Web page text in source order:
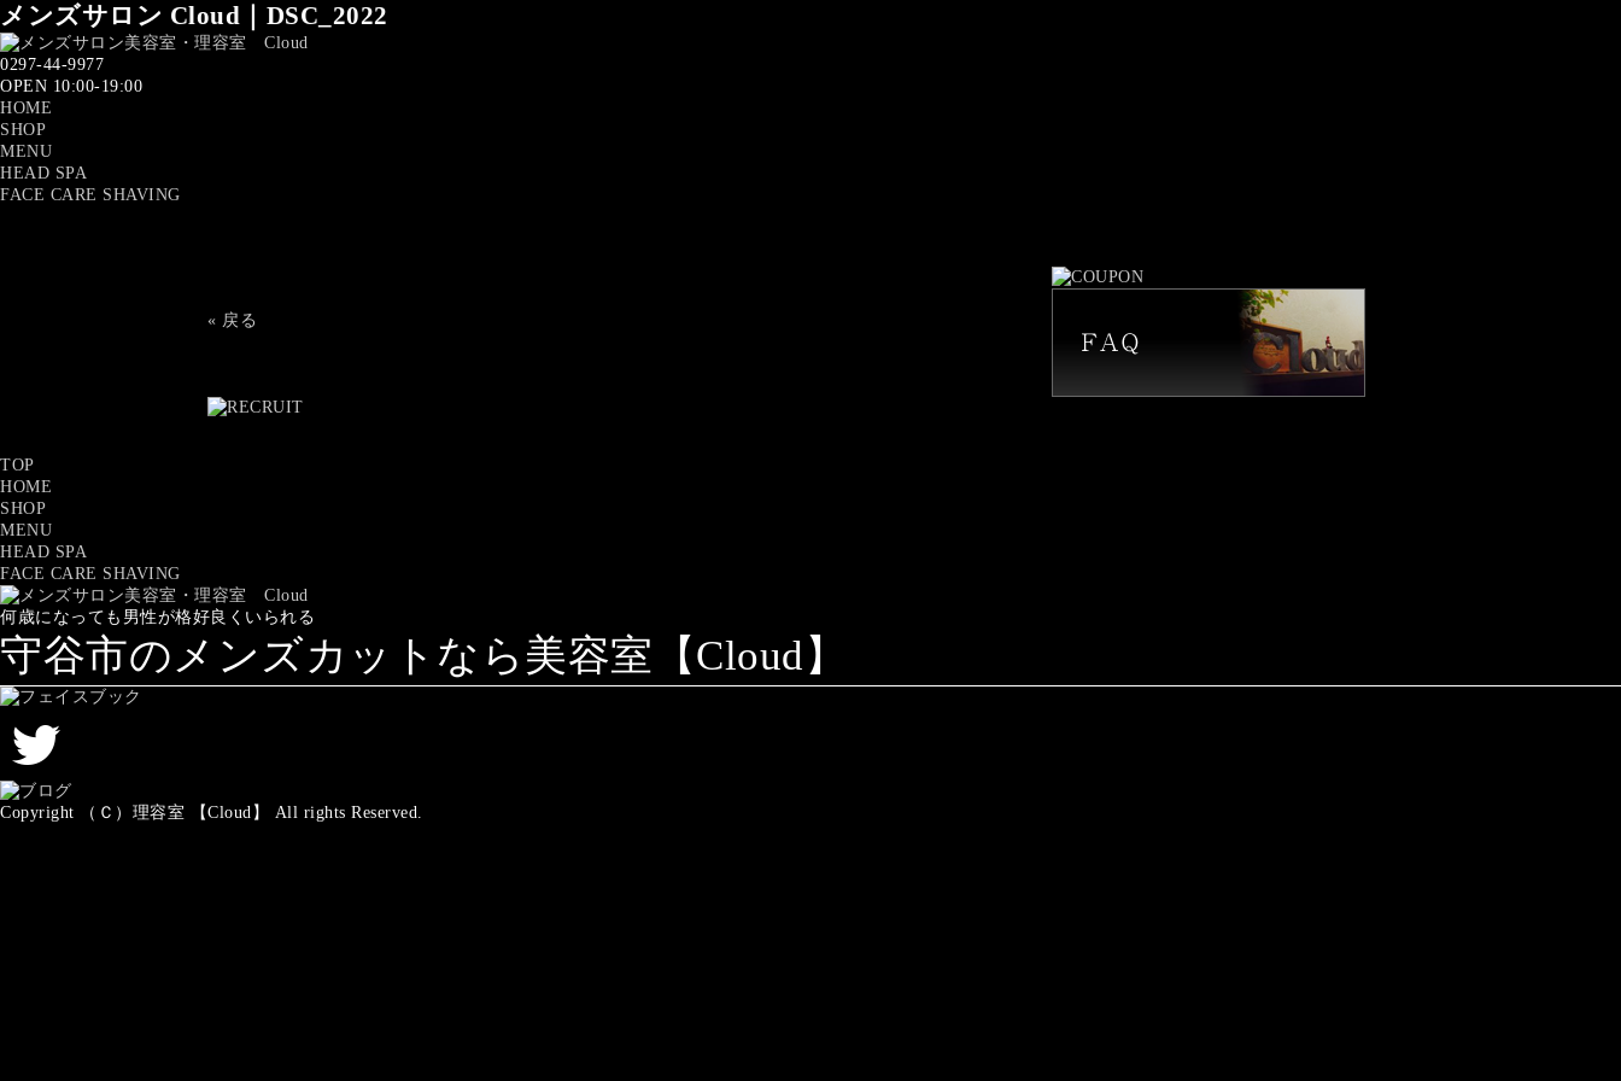
メンズサロン Cloud｜DSC_2022
0297-44-9977
OPEN 10:00-19:00
HOME
SHOP
MENU
HEAD SPA
FACE CARE SHAVING
« 戻る
TOP
HOME
SHOP
MENU
HEAD SPA
FACE CARE SHAVING
何歳になっても男性が格好良くいられる
守谷市のメンズカットなら美容室【Cloud】
Copyright （Ｃ）理容室 【Cloud】 All rights Reserved.